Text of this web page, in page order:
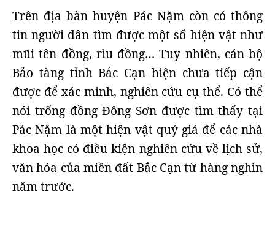
Trên địa bàn huyện Pác Nặm còn có thông
tin người dân tìm được một số hiện vật như
mũi tên đồng, rìu đồng… Tuy nhiên, cán bộ
Bảo tàng tỉnh Bắc Cạn hiện chưa tiếp cận
được để xác minh, nghiên cứu cụ thể. Có thể
nói trống đồng Đông Sơn được tìm thấy tại
Pác Nặm là một hiện vật quý giá để các nhà
khoa học có điều kiện nghiên cứu về lịch sử,
văn hóa của miền đất Bắc Cạn từ hàng nghìn
năm trước.